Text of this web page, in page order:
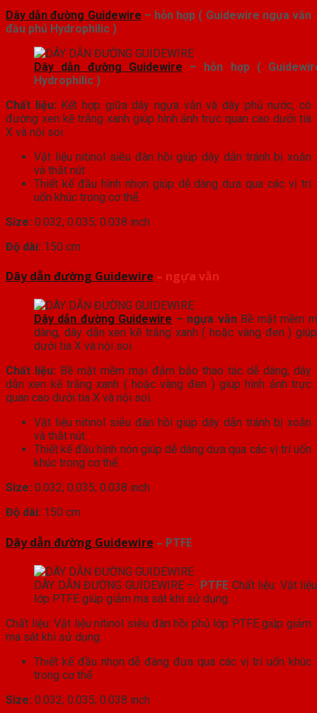
Dây dẫn đường Guidewire – hỗn hợp ( Guidewire ngựa vằn
đầu phủ Hydrophilic )
Dây dẫn đường Guidewire – hỗn hợp (
Hydrophilic )
Chất liệu: Kết hợp giữa dây ngựa vằn và dây phủ nước, có
đường xen kẽ trắng xanh giúp hình ảnh trực quan cao dưới tia
X và nội soi.
Vật liệu nitinol siêu đàn hồi giúp dây dẫn tránh bị xoắn
và thắt nút
Thiết kế đầu hình nhọn giúp dễ dàng dưa qua các vị trí
uốn khúc trong cơ thể.
Size: 0.032; 0.035; 0.038 inch
Độ dài: 150 cm
Dây dẫn đường Guidewire – ngựa vằn
Dây dẫn đường Guidewire – ngựa vằn Bề mặt mềm
dàng, dây dẫn xen kẽ trắng xanh ( hoặc vàng đen )
dưới tia X và nội soi.
Chất liệu: Bề mặt mềm mại đảm bảo thao tác dễ dàng, dây
dẫn xen kẽ trắng xanh ( hoặc vàng đen ) giúp hình ảnh trực
quan cao dưới tia X và nội soi.
Vật liệu nitinol siêu đàn hồi giúp dây dẫn tránh bị xoắn
và thắt nút
Thiết kế đầu hình nón giúp dễ dàng dưa qua các vị trí uốn
khúc trong cơ thể.
Size: 0.032; 0.035; 0.038 inch
Độ dài: 150 cm
Dây dẫn đường Guidewire – PTFE
DÂY DẪN ĐƯỜNG GUIDEWIRE – PTFE Chất liệu: Vật
lớp PTFE giúp giảm ma sát khi sử dụng.
Chất liệu: Vật liệu nitinol siêu đàn hồi phủ lớp PTFE giúp giảm
ma sát khi sử dụng.
Thiết kế đầu nhọn dễ đàng đưa qua các vị trí uốn khúc
trong cơ thể
Size: 0.032; 0.035; 0.038 inch